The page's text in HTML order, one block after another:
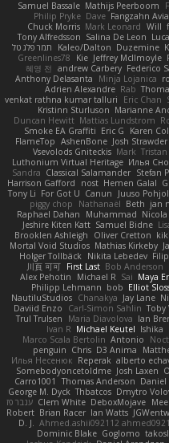
Samuel Bassale Mathijs Peerboom
Philip Pryke Dave Fangzahn
Chuck Morris Mark Leonard Will
Tony Alfredsson Salina De Leon
תמר פלג טל
Kaleo/Dalton Duzemine
Greenlines78
Kie Jeffrey McIlmoyle
혜영 전 andrew Carbery Federico
Anthony Delasanta
Minja Lojanica
Adrien Alexandre Rab
venkat rathna kumar talluri
Eric Chan
Kristinn Sturluson Marianne
Duncan Hewitt Mattias Lundstrom
Smoke EA Graffiti Eric G Karen
FlameTop AshenBone Josh Strawder
Vsevolods Gniteckis Mark
Luthonium Virtual Heritage Илья
Sandra Classical Salamander Stefan
Harrison Gafford
nost Hemen Galal
Tony Li For Got U Canun Juuso
piggy chop
Nathanaël Beth jan
Raphael Dahan
Muhammad
Jeshire Kiten Katt Samuel Bidne
Brooklen Ashleigh
Oliver Cretton kiki
Mortal Void Studios Mathias Kirkeby
Holger Tollbäck Nikita Lebedev
川頁 可可 First Last Bob Anderson
Alex Pehotin
Michael R Sai Maya
Philipp Lehmann bob Elliot
NautiluStudios Chanakya Jay Lane
Daviid Enzo
Carl-Simon Sahlin Toby
Trul Trulsen
Maria Diavolova Ian
Ivan R Michael Keutel Ishika
Marco Scala Bertolin Antonio
penguin Chris D3 Anima
Илья Несенюк Reperak alberto
Somebodyoncetoldme Josh Laxen
Carro1001
Thomas Anderson Daniel
George M. Dyck Thbatcos Dmytro
ענבר פז Clem White DeboxMojave
Robert Brian Racer Ian Watts
D. J. Ahmed.ashii092112
Dominic Blake Goglomo